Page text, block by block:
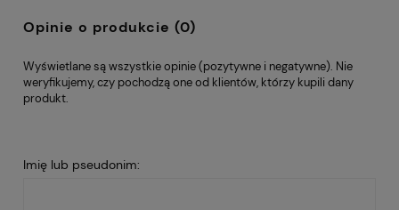
Opinie o produkcie (0)
Wyświetlane są wszystkie opinie (pozytywne i negatywne). Nie
weryfikujemy, czy pochodzą one od klientów, którzy kupili dany
produkt.
Imię lub pseudonim: